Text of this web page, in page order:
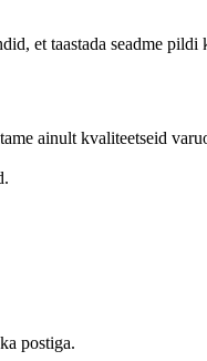
et taastada seadme
ainult kvaliteetseid
postiga.